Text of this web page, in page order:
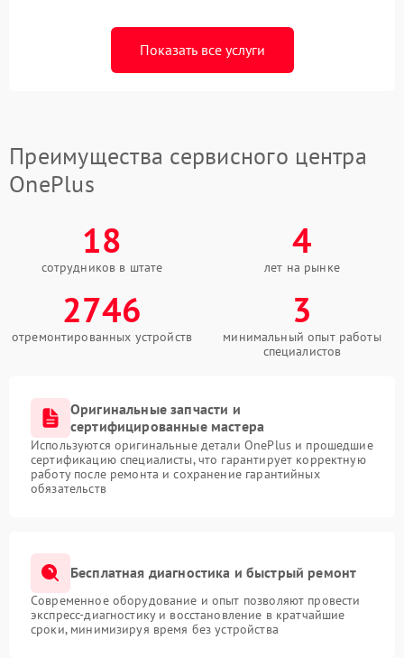
Показать все услуги
Преимущества сервисного центра
OnePlus
18
сотрудников в штате
4
лет на рынке
2746
отремонтированных устройств
3
минимальный опыт работы
специалистов
Оригинальные запчасти и
сертифицированные мастера
Используются оригинальные детали OnePlus и прошедшие
сертификацию специалисты, что гарантирует корректную
работу после ремонта и сохранение гарантийных
обязательств
Бесплатная диагностика и быстрый ремонт
Современное оборудование и опыт позволяют провести
экспресс-диагностику и восстановление в кратчайшие
сроки, минимизируя время без устройства